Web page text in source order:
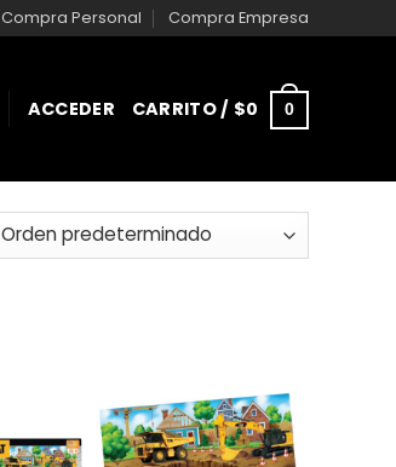
Compra Personal Compra Empresa
ACCEDER CARRITO / $0 0
A LA
LISTA
DE
DESEOS